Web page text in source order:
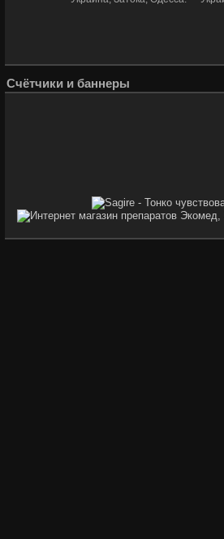
Счётчики и баннеры